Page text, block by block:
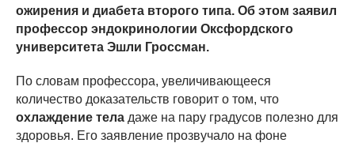
ожирения и диабета второго типа. Об этом заявил
профессор эндокринологии Оксфордского
университета Эшли Гроссман.
По словам профессора, увеличивающееся
количество доказательств говорит о том, что
охлаждение тела даже на пару градусов полезно для
здоровья. Его заявление прозвучало на фоне